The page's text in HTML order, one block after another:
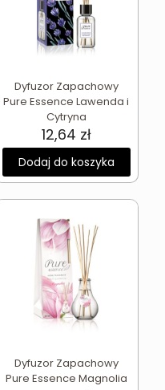
Dyfuzor Zapachowy
Pure Essence Lawenda i
Cytryna
12,64 zł
Dodaj do koszyka
Dyfuzor Zapachowy
Pure Essence Magnolia